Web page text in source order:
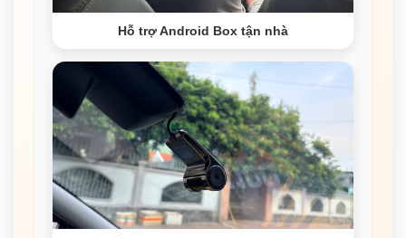
Hỗ trợ Android Box tận nhà